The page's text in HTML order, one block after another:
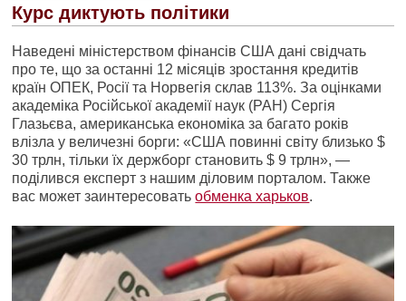
Курс диктують політики
Наведені міністерством фінансів США дані свідчать
про те, що за останні 12 місяців зростання кредитів
країн ОПЕК, Росії та Норвегія склав 113%. За оцінками
академіка Російської академії наук (РАН) Сергія
Глазьєва, американська економіка за багато років
влізла у величезні борги: «США повинні світу близько $
30 трлн, тільки їх держборг становить $ 9 трлн», —
поділився експерт з нашим діловим порталом. Также
вас может заинтересоватьобменка харьков.